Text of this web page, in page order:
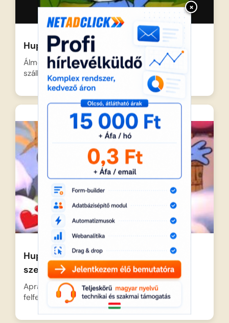
×
Hupikék törpikék – A törpönkívüli
Álmodozó törp leghőbb vágya, hogy űrhajóba
szálljon és eljusson a…
Hupikék törpikék – Kékben virágzik a
szerelem
Aprajafalva lakói egy reggel különleges
felfedezést tesznek, amikor egy ritka…